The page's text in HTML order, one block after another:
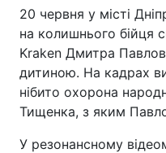
20 червня у місті
на колишнього бійця
Kraken Дмитра
дитиною. На кадрах
нібито охорона
Тищенка, з яким
У резонансному